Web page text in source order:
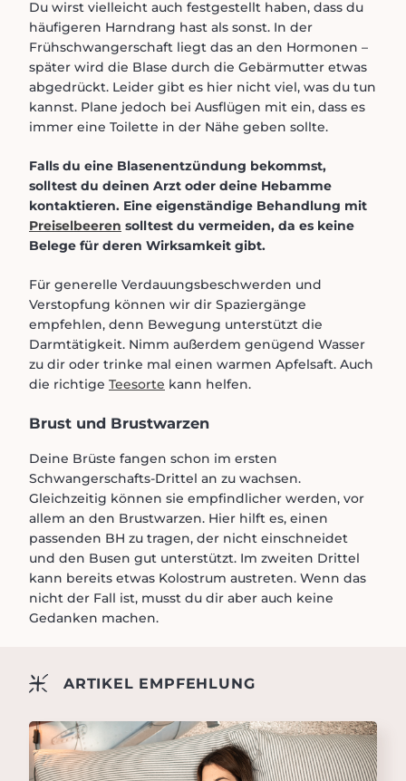
Du wirst vielleicht auch festgestellt haben, dass du
häufigeren Harndrang hast als sonst. In der
Frühschwangerschaft liegt das an den Hormonen –
später wird die Blase durch die Gebärmutter etwas
abgedrückt. Leider gibt es hier nicht viel, was du tun
kannst. Plane jedoch bei Ausflügen mit ein, dass es
immer eine Toilette in der Nähe geben sollte.
Falls du eine Blasenentzündung bekommst,
solltest du deinen Arzt oder deine Hebamme
kontaktieren. Eine eigenständige Behandlung mit
Preiselbeeren solltest du vermeiden, da es keine
Belege für deren Wirksamkeit gibt.
Für generelle Verdauungsbeschwerden und
Verstopfung können wir dir Spaziergänge
empfehlen, denn Bewegung unterstützt die
Darmtätigkeit. Nimm außerdem genügend Wasser
zu dir oder trinke mal einen warmen Apfelsaft. Auch
die richtige Teesorte kann helfen.
Brust und Brustwarzen
Deine Brüste fangen schon im ersten
Schwangerschafts-Drittel an zu wachsen.
Gleichzeitig können sie empfindlicher werden, vor
allem an den Brustwarzen. Hier hilft es, einen
passenden BH zu tragen, der nicht einschneidet
und den Busen gut unterstützt. Im zweiten Drittel
kann bereits etwas Kolostrum austreten. Wenn das
nicht der Fall ist, musst du dir aber auch keine
Gedanken machen.
ARTIKEL EMPFEHLUNG